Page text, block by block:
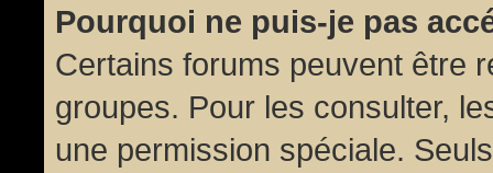
Pourquoi ne puis-je pas
Certains forums peuvent être
groupes. Pour les consulter,
une permission spéciale.